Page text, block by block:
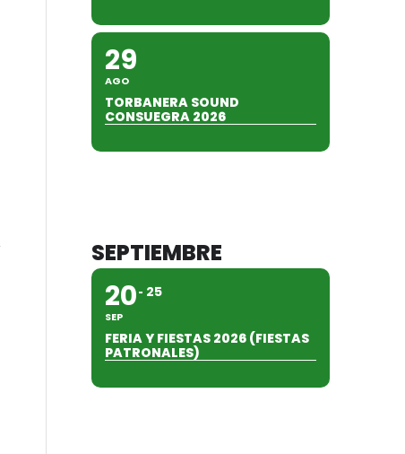
29
AGO
TORBANERA SOUND
CONSUEGRA 2026
SEPTIEMBRE
20
SEP
25
FERIA Y FIESTAS 2026 (FIESTAS
PATRONALES)